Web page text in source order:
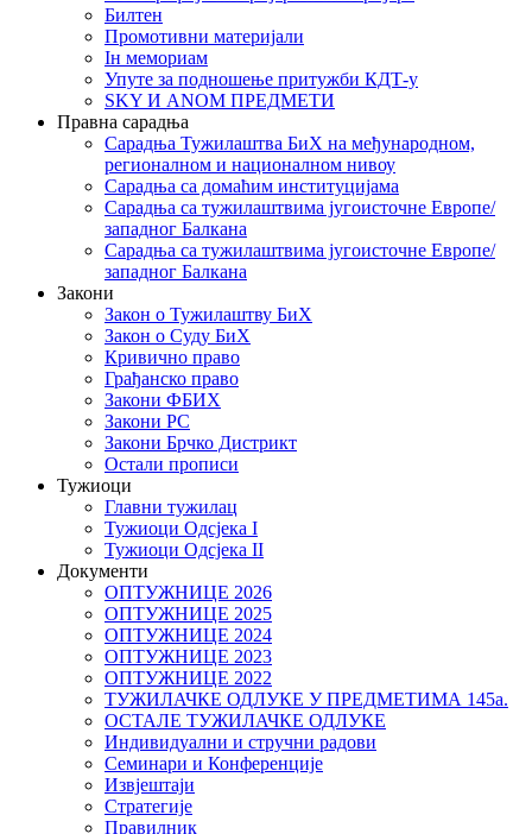
Билтен
Промотивни материјали
Iн мемориам
Упуте за подношење притужби КДТ-у
SKY И ANOM ПРЕДМЕТИ
Правна сарадња
Сарадња Тужилаштва БиХ на међународном,
регионалном и националном нивоу
Сарадња са домаћим институцијама
Сарадња са тужилаштвима југоисточне Европе/
западног Балкана
Сарадња са тужилаштвима југоисточне Европе/
западног Балкана
Закони
Закон о Тужилаштву БиХ
Закон о Суду БиХ
Кривично право
Грађанско право
Закони ФБИХ
Закони РС
Закони Брчко Дистрикт
Остали прописи
Тужиоци
Главни тужилац
Тужиоци Oдсјекa I
Тужиоци Oдсјекa II
Документи
ОПТУЖНИЦЕ 2026
ОПТУЖНИЦЕ 2025
ОПТУЖНИЦЕ 2024
ОПТУЖНИЦЕ 2023
ОПТУЖНИЦЕ 2022
ТУЖИЛАЧКЕ ОДЛУКЕ У ПРЕДМЕТИМА 145а.
ОСТАЛЕ ТУЖИЛАЧКЕ ОДЛУКЕ
Индивидуални и стручни радови
Семинари и Конференције
Извјештаји
Стратегије
Правилник